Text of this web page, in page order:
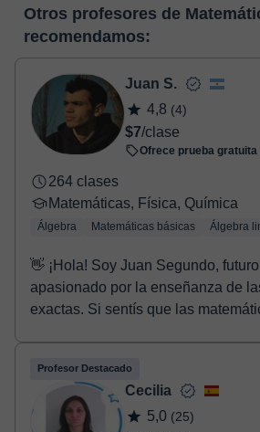
pizarra virtual o el editor de textos a
enlace puedes ver una demo del aula y
virtual
horas, podrás realizar el pago mediante
Tienes dos opciones para efectuar el pago:
- Tarjeta de crédito.
- Paypal.
Una vez realices el pago de la clase,
confirmación de la reserva.
Otros profesores de
recomendamos:
Juan S.
4,8 (4)
$7/clase
Ofrece prueba gratuita
264 clases
Matemáticas, Física, Química
Álgebra Matemáticas básicas Álgebra
👋 ¡Hola! Soy Juan Segundo,
apasionado por la enseñanza de
exactas. Si sentís que las matemáticas, la física o la
Profesor Destacado
Cecilia
5,0 (25)